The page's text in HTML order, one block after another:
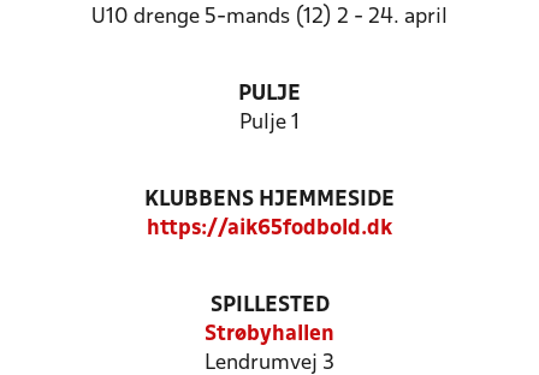
U10 drenge 5-mands (12) 2 - 24. april
PULJE
Pulje 1
KLUBBENS HJEMMESIDE
https://aik65fodbold.dk
SPILLESTED
Strøbyhallen
Lendrumvej 3